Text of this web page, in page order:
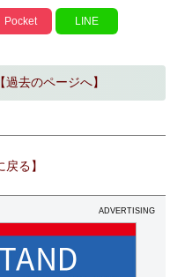
Pocket LINE
【過去のページへ】
戻る】
ADVERTISING